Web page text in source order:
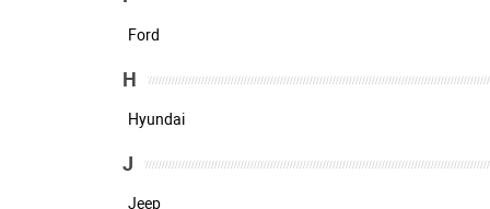
Ford
H
Hyundai
J
Jeep